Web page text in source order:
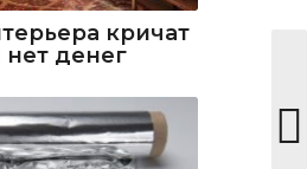
кричат
нет денег